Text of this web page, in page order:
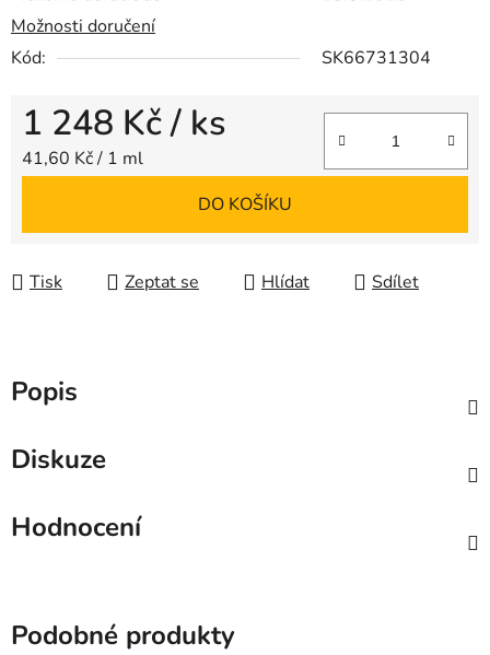
Možnosti doručení
Kód:
SK66731304
1 248 Kč/ ks
Měrná cena:
41,60 Kč / 1 ml
DO KOŠÍKU
Tisk Zeptat se Hlídat Sdílet
Popis
Diskuze
Hodnocení
Podobné produkty